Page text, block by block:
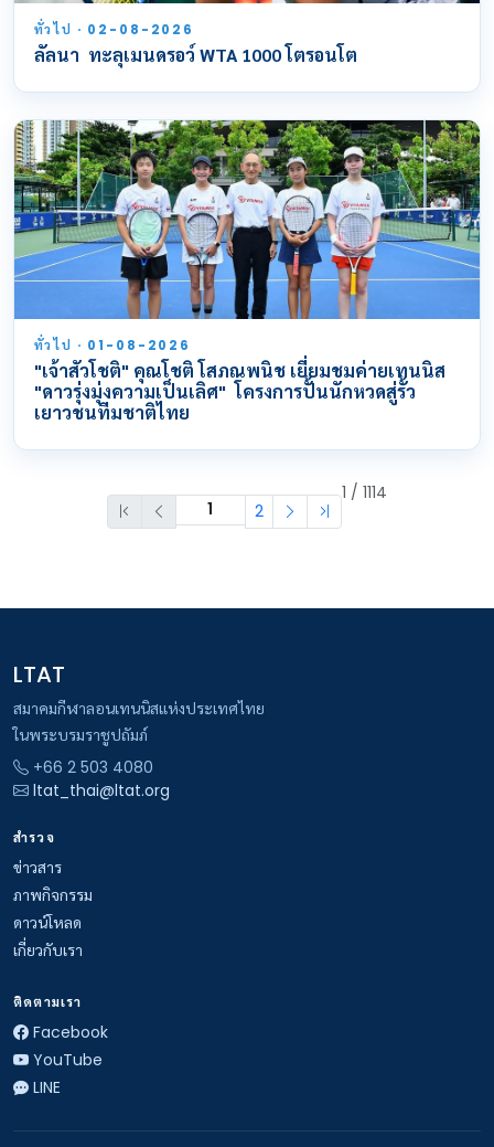
ทั่วไป · 02-08-2026
ลัลนา ทะลุเมนดรอว์ WTA 1000 โตรอนโต
ทั่วไป · 01-08-2026
"เจ้าสัวโชติ" คุณโชติ โสภณพนิช เยี่ยมชมค่ายเทนนิส
"ดาวรุ่งมุ่งความเป็นเลิศ" โครงการปั้นนักหวดสู่รั้ว
เยาวชนทีมชาติไทย
2
1 / 1114
LTAT
สมาคมกีฬาลอนเทนนิสแห่งประเทศไทย
ในพระบรมราชูปถัมภ์
+66 2 503 4080
ltat_thai@ltat.org
สำรวจ
ข่าวสาร
ภาพกิจกรรม
ดาวน์โหลด
เกี่ยวกับเรา
ติดตามเรา
Facebook
YouTube
LINE